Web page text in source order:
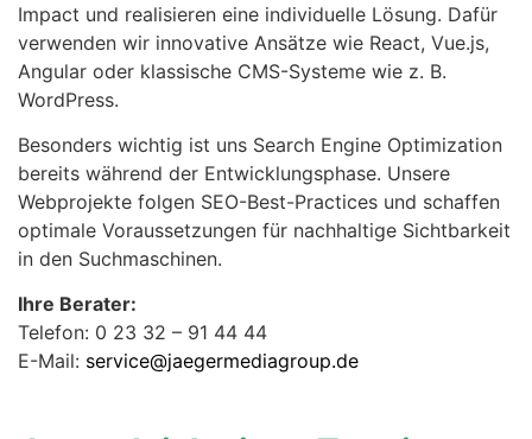
Impact und realisieren eine individuelle Lösung. Dafür
verwenden wir innovative Ansätze wie React, Vue.js,
Angular oder klassische CMS-Systeme wie z. B.
WordPress.
Besonders wichtig ist uns Search Engine Optimization
bereits während der Entwicklungsphase. Unsere
Webprojekte folgen SEO-Best-Practices und schaffen
optimale Voraussetzungen für nachhaltige Sichtbarkeit
in den Suchmaschinen.
Ihre Berater:
Telefon: 0 23 32 – 91 44 44
E-Mail: service@jaegermediagroup.de